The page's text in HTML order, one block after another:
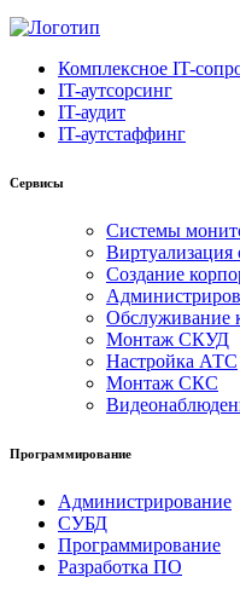
Комплексное IT-
IT-аутсорсинг
IT-аудит
IT-аутстаффинг
Сервисы
Системы
Виртуализация
Создание
Обслуживание
Монтаж СКУД
Настройка АТС
Монтаж СКС
Программирование
Администрирование
СУБД
Программирование
Разработка ПО